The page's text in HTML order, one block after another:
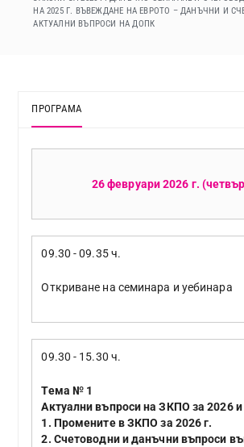
НА 2025 Г. ВЪВЕЖДАНЕ НА ЕВРОТО – ДАНЪЧНИ И
АКТУАЛНИ ВЪПРОСИ НА ДОПК
ПРОГРАМА
26 февруари 2026 г.
09.30 - 09.35 ч.
Откриване на семинара и уебинара
09.30 - 15.30 ч.
Тема № 1
Актуални въпроси на ЗКПО за 2026 и
1. Промените в ЗКПО за 2026 г.
2. Счетоводни и данъчни въпроси